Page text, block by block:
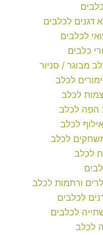
דגנים לכלבים
לכלבים
כלבים
מבוגר / סניור
לכלב
לכלב
הפה לכלב
לכלב
לכלב
לכלב
ורתמות לכלב
לכלבים
לכלבים
לכלב